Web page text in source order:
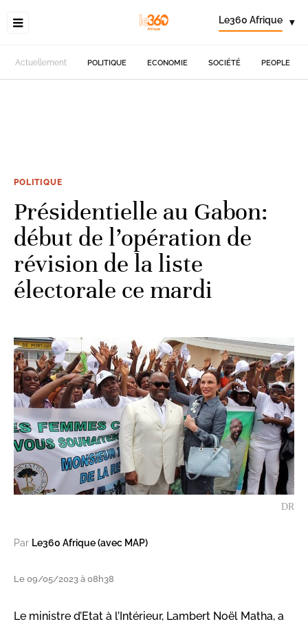
Le360 Afrique ▾
Actuellement POLITIQUE ECONOMIE SOCIÉTÉ PEOPLE
POLITIQUE
Présidentielle au Gabon:
début de l’opération de
révision de la liste
électorale ce mardi
DR
Par Le360 Afrique (avec MAP)
Le 09/05/2023 à 08h38
Le ministre d’Etat à l’Intérieur, Lambert Noël Matha, a